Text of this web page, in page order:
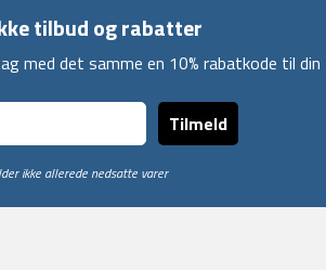
tilbud og rabatter
med det samme en 10% rabatkode til
Tilmeld
ikke allerede nedsatte varer